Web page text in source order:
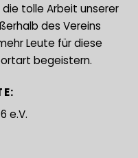
tolle Arbeit unserer
des Vereins
Leute für diese
begeistern.
e.V.